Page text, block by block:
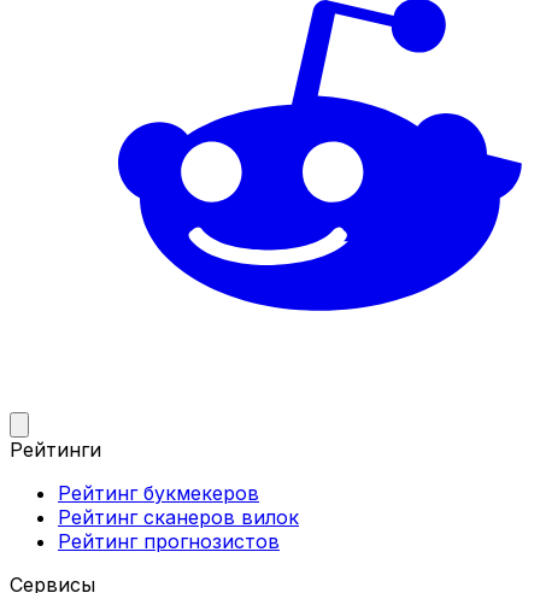
Рейтинги
Рейтинг букмекеров
Рейтинг сканеров вилок
Рейтинг прогнозистов
Сервисы